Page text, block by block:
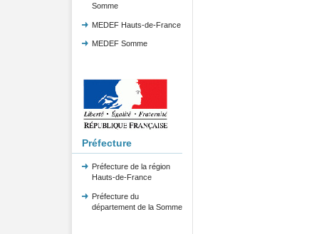
Somme
MEDEF Hauts-de-France
MEDEF Somme
Préfecture
Préfecture de la région
Hauts-de-France
Préfecture du
département de la Somme